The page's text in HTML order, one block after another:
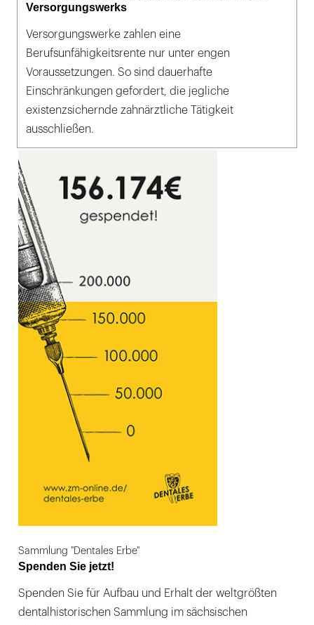
Versorgungswerks
Versorgungswerke zahlen eine
Berufsunfähigkeitsrente nur unter engen
Voraussetzungen. So sind dauerhafte
Einschränkungen gefordert, die jegliche
existenzsichernde zahnärztliche Tätigkeit
ausschließen.
Sammlung "Dentales Erbe"
Spenden Sie jetzt!
Spenden Sie für Aufbau und Erhalt der weltgrößten
dentalhistorischen Sammlung im sächsischen